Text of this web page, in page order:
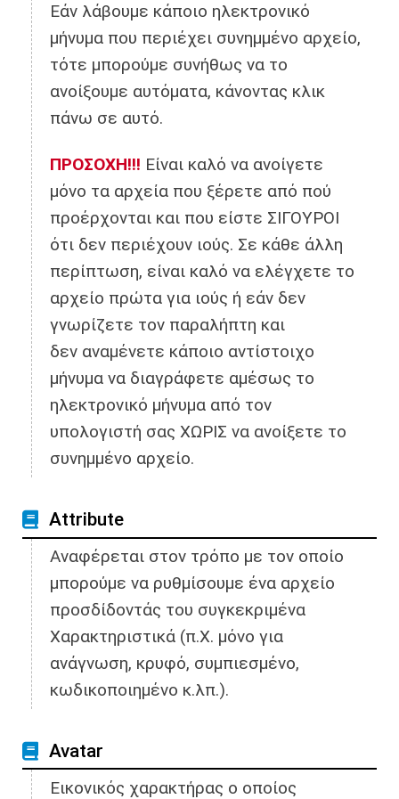
Εάν λάβουμε κάποιο ηλεκτρονικό
μήνυμα που περιέχει συνημμένο αρχείο,
τότε μπορούμε συνήθως να το
ανοίξουμε αυτόματα, κάνοντας κλικ
πάνω σε αυτό.
ΠΡΟΣΟΧΗ!!! Είναι καλό να ανοίγετε
μόνο τα αρχεία που ξέρετε από πού
προέρχονται και που είστε ΣΙΓΟΥΡΟΙ
ότι δεν περιέχουν ιούς. Σε κάθε άλλη
περίπτωση, είναι καλό να ελέγχετε το
αρχείο πρώτα για ιούς ή εάν δεν
γνωρίζετε τον παραλήπτη και
δεν αναμένετε κάποιο αντίστοιχο
μήνυμα να διαγράφετε αμέσως το
ηλεκτρονικό μήνυμα από τον
υπολογιστή σας ΧΩΡΙΣ να ανοίξετε το
συνημμένο αρχείο.
Αttribute
Αναφέρεται στον τρόπο με τον οποίο
μπορούμε να ρυθμίσουμε ένα αρχείο
προσδίδοντάς του συγκεκριμένα
Χαρακτηριστικά (π.Χ. μόνο για
ανάγνωση, κρυφό, συμπιεσμένο,
κωδικοποιημένο κ.λπ.).
Avatar
Εικονικός χαρακτήρας ο οποίος